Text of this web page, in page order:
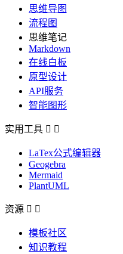
思维导图
流程图
思维笔记
Markdown
在线白板
原型设计
API服务
智能图形
实用工具  
LaTex公式编辑器
Geogebra
Mermaid
PlantUML
资源  
模板社区
知识教程